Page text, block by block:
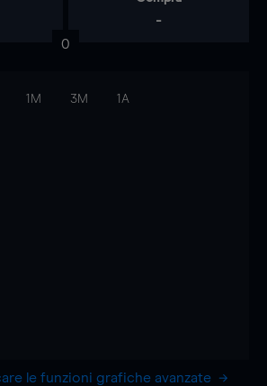
-
0
1M 3M 1A
le funzioni grafiche avanzate